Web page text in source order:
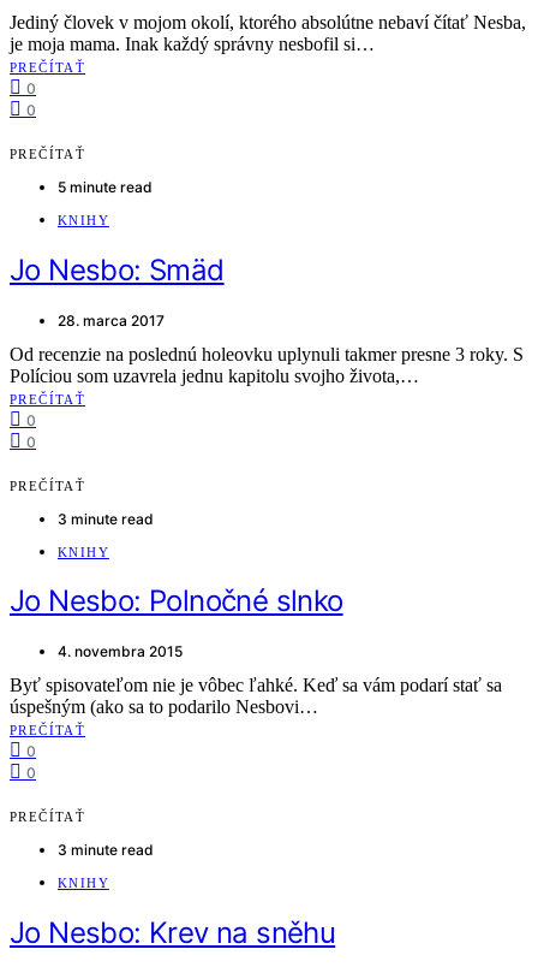
Jediný človek v mojom okolí, ktorého absolútne nebaví čítať Nesba,
je moja mama. Inak každý správny nesbofil si…
PREČÍTAŤ
0
0
PREČÍTAŤ
5 minute read
KNIHY
Jo Nesbo: Smäd
28. marca 2017
Od recenzie na poslednú holeovku uplynuli takmer presne 3 roky. S
Políciou som uzavrela jednu kapitolu svojho života,…
PREČÍTAŤ
0
0
PREČÍTAŤ
3 minute read
KNIHY
Jo Nesbo: Polnočné slnko
4. novembra 2015
Byť spisovateľom nie je vôbec ľahké. Keď sa vám podarí stať sa
úspešným (ako sa to podarilo Nesbovi…
PREČÍTAŤ
0
0
PREČÍTAŤ
3 minute read
KNIHY
Jo Nesbo: Krev na sněhu